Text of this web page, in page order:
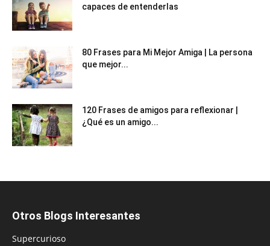
capaces de entenderlas
80 Frases para Mi Mejor Amiga | La persona
que mejor...
120 Frases de amigos para reflexionar |
¿Qué es un amigo...
Otros Blogs Interesantes
Supercurioso